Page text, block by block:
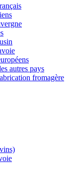
autres pays
fromagère